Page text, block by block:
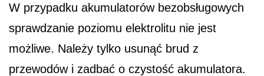
W przypadku akumulatorów bezobsługowych
sprawdzanie poziomu elektrolitu nie jest
możliwe. Należy tylko usunąć brud z
przewodów i zadbać o czystość akumulatora.